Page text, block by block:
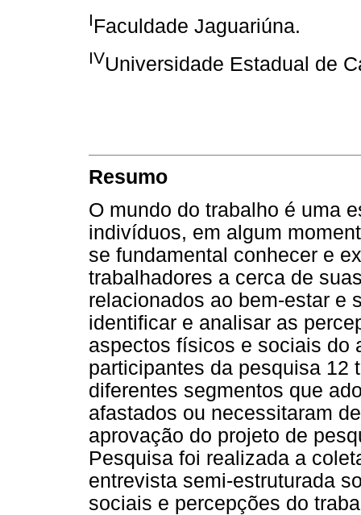
IFaculdade Jaguariúna.
IVUniversidade Estadual de
Resumo
O mundo do trabalho é uma
indivíduos, em algum
se fundamental conhecer e
trabalhadores a cerca de
relacionados ao bem-estar e
identificar e analisar as
aspectos físicos e sociais do
participantes da pesquisa 12
diferentes segmentos que
afastados ou necessitaram
aprovação do projeto de
Pesquisa foi realizada a
entrevista semi-estruturada
sociais e percepções do